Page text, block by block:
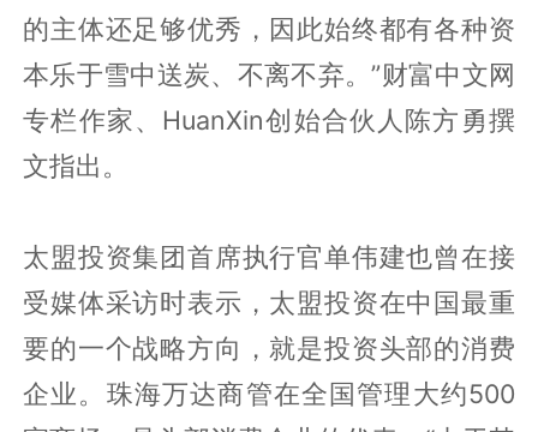
的主体还足够优秀，因此始终都有各种资
本乐于雪中送炭、不离不弃。”财富中文网
专栏作家、HuanXin创始合伙人陈方勇撰
文指出。
太盟投资集团首席执行官单伟建也曾在接
受媒体采访时表示，太盟投资在中国最重
要的一个战略方向，就是投资头部的消费
企业。珠海万达商管在全国管理大约500